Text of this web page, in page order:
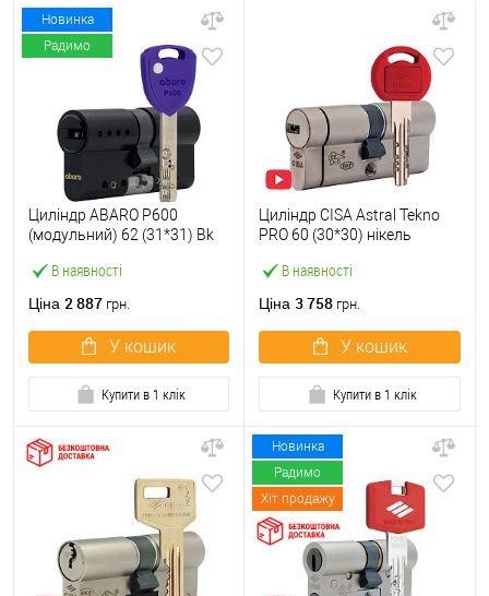
Новинка
Радимо
В наявності
Циліндр ABARO P600
(модульний) 62 (31*31) Bk
Ціна 2 887 грн.
У кошик
Купити в 1 клік
В наявності
Циліндр CISA Astral Tekno
PRO 60 (30*30) нікель
Ціна 3 758 грн.
У кошик
Купити в 1 клік
Новинка
Радимо
Хіт продажу